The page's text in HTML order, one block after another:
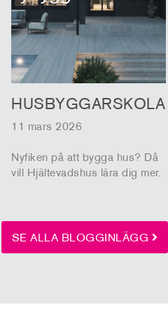
HUSBYGGARSKOLA
11 mars 2026
Nyfiken på att bygga hus? Då
vill Hjältevadshus lära dig mer.
SE ALLA BLOGGINLÄGG